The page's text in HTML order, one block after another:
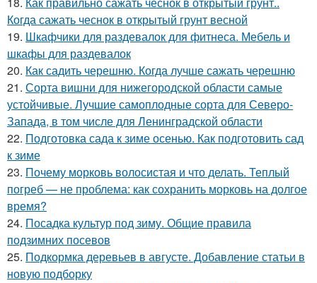
Когда сажать чеснок в открытый грунт весной
19. Шкафчики для раздевалок для фитнеса. Мебель и
шкафы для раздевалок
20. Как садить черешню. Когда лучше сажать черешню
21. Сорта вишни для нижегородской области самые
устойчивые. Лучшие самоплодные сорта для Северо-
Запада, в том числе для Ленинградской области
22. Подготовка сада к зиме осенью. Как подготовить сад
к зиме
23. Почему морковь волосистая и что делать. Теплый
погреб — не проблема: как сохранить морковь на долгое
время?
24. Посадка культур под зиму. Общие правила
подзимних посевов
25. Подкормка деревьев в августе. Добавление статьи в
новую подборку